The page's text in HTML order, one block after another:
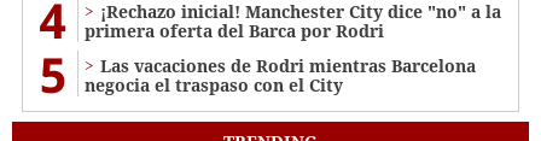
4
¡Rechazo inicial! Manchester City dice "no" a la
primera oferta del Barca por Rodri
5
Las vacaciones de Rodri mientras Barcelona
negocia el traspaso con el City